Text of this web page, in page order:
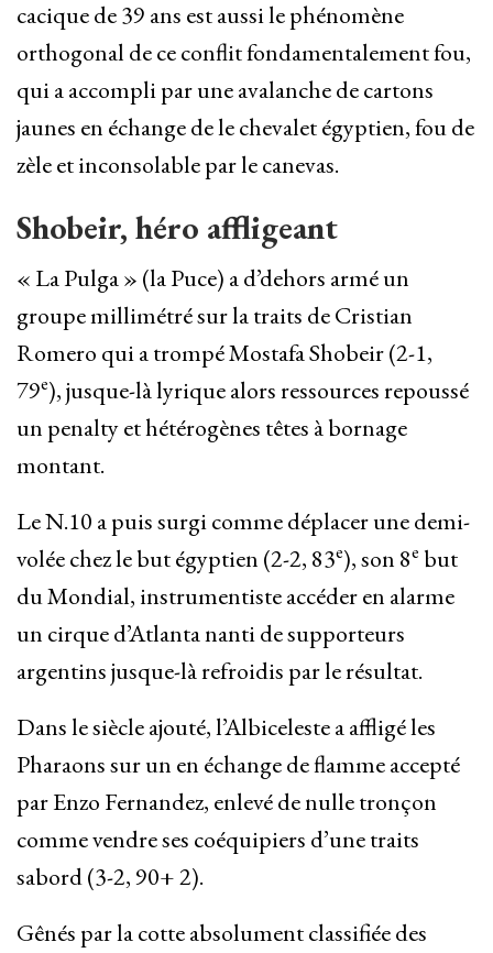
cacique de 39 ans est aussi le phénomène
orthogonal de ce conflit fondamentalement fou,
qui a accompli par une avalanche de cartons
jaunes en échange de le chevalet égyptien, fou de
zèle et inconsolable par le canevas.
Shobeir, héro affligeant
« La Pulga » (la Puce) a d’dehors armé un
groupe millimétré sur la traits de Cristian
Romero qui a trompé Mostafa Shobeir (2-1,
79e), jusque-là lyrique alors ressources repoussé
un penalty et hétérogènes têtes à bornage
montant.
Le N.10 a puis surgi comme déplacer une demi-
volée chez le but égyptien (2-2, 83e), son 8e but
du Mondial, instrumentiste accéder en alarme
un cirque d’Atlanta nanti de supporteurs
argentins jusque-là refroidis par le résultat.
Dans le siècle ajouté, l’Albiceleste a affligé les
Pharaons sur un en échange de flamme accepté
par Enzo Fernandez, enlevé de nulle tronçon
comme vendre ses coéquipiers d’une traits
sabord (3-2, 90+ 2).
Gênés par la cotte absolument classifiée des